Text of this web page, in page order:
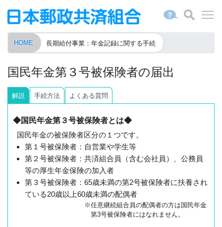
？
HOME 長期給付事業：年金記録に関する手続
国民年金第３号被保険者の届出
解説 手続方法 よくある質問
◆国民年金第３号被保険者とは◆
国民年金の被保険者区分の１つです。
第１号被保険者：自営業や学生等
第２号被保険者：共済組合員（含む会社員）、公務員
等の厚生年金保険の加入者
第３号被保険者：65歳未満の第2号被保険者に扶養され
ている20歳以上60歳未満の配偶者
※任意継続組合員の配偶者の方は国民年金
第3号被保険者にはなれません。